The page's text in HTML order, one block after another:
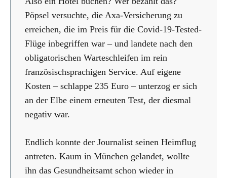
Pöpsel versuchte, die Axa-Versicherung zu
erreichen, die im Preis für die Covid-19-Tested-
Flüge inbegriffen war – und landete nach den
obligatorischen Warteschleifen im rein
französischsprachigen Service. Auf eigene
Kosten – schlappe 235 Euro – unterzog er sich
an der Elbe einem erneuten Test, der diesmal
negativ war.
Endlich konnte der Journalist seinen Heimflug
antreten. Kaum in München gelandet, wollte
ihn das Gesundheitsamt schon wieder in